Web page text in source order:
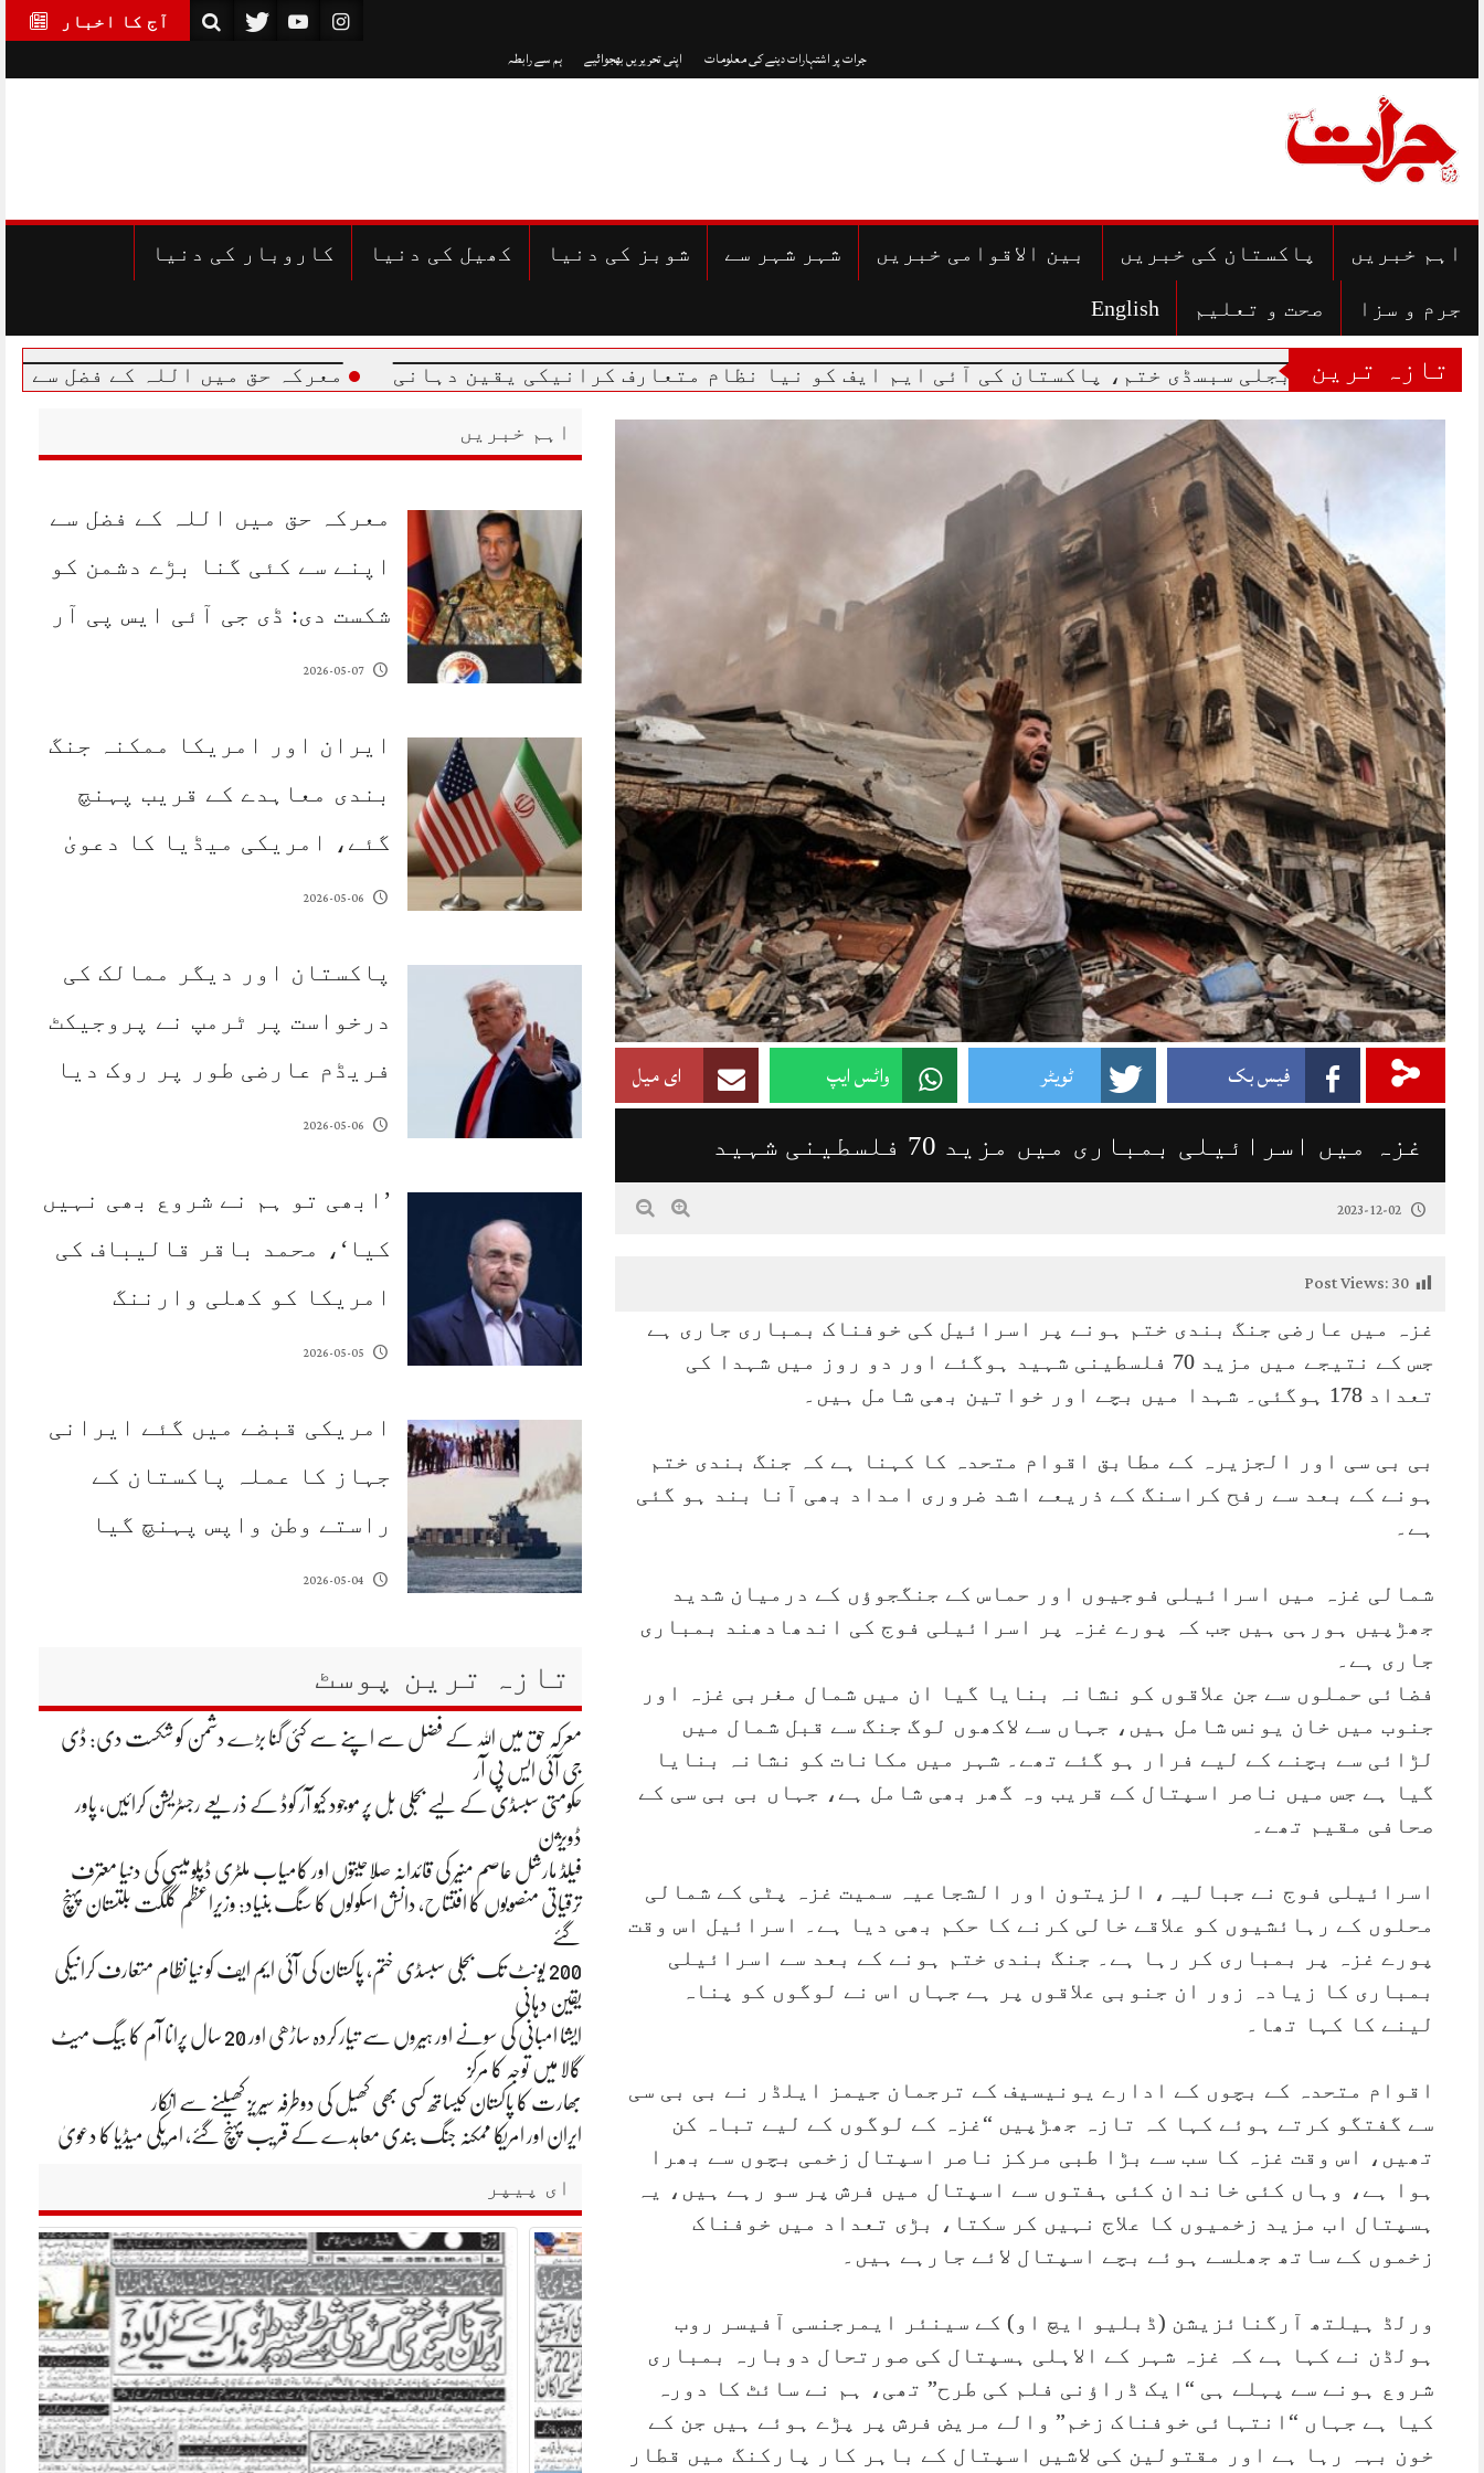
آج کا اخبار
جرات پر اشتہارات دینے کی معلومات اپنی تحریریں بھجوائیے ہم سے رابطہ
اہم خبریں پاکستان کی خبریں بین الاقوامی خبریں شہر شہر سے شوبز کی دنیا کھیل کی دنیا کاروبار کی دنیا
جرم و سزا صحت و تعلیم English
تازہ ترین معرکہ حق میں اللہ کے فضل سے اپنے سے
فیس بک ٹویٹر واٹس ایپ ای میل
غزہ میں اسرائیلی بمباری میں مزید 70 فلسطینی شہید
2023-12-02
Post Views:30
غزہ میں عارضی جنگ بندی ختم ہونے پر اسرائیل کی خوفناک بمباری جاری ہے
جس کے نتیجے میں مزید 70 فلسطینی شہید ہوگئے اور دو روز میں شہدا کی
تعداد 178 ہوگئی۔ شہدا میں بچے اور خواتین بھی شامل ہیں۔
بی بی سی اور الجزیرہ کے مطابق اقوام متحدہ کا کہنا ہے کہ جنگ بندی ختم
ہونے کے بعد سے رفح کراسنگ کے ذریعے اشد ضروری امداد بھی آنا بند ہو گئی
ہے۔
شمالی غزہ میں اسرائیلی فوجیوں اور حماس کے جنگجوؤں کے درمیان شدید
جھڑپیں ہورہی ہیں جب کہ پورے غزہ پر اسرائیلی فوج کی اندھادھند بمباری
جاری ہے۔
فضائی حملوں سے جن علاقوں کو نشانہ بنایا گیا ان میں شمال مغربی غزہ اور
جنوب میں خان یونس شامل ہیں، جہاں سے لاکھوں لوگ جنگ سے قبل شمال میں
لڑائی سے بچنے کے لیے فرار ہو گئے تھے۔ شہر میں مکانات کو نشانہ بنایا
گیا ہے جس میں ناصر اسپتال کے قریب وہ گھر بھی شامل ہے، جہاں بی بی سی کے
صحافی مقیم تھے۔
اسرائیلی فوج نے جبالیہ، الزیتون اور الشجاعیہ سمیت غزہ پٹی کے شمالی
محلوں کے رہائشیوں کو علاقے خالی کرنے کا حکم بھی دیا ہے۔ اسرائیل اس وقت
پورے غزہ پر بمباری کر رہا ہے۔ جنگ بندی ختم ہونے کے بعد سے اسرائیلی
بمباری کا زیادہ زور ان جنوبی علاقوں پر ہے جہاں اس نے لوگوں کو پناہ
لینے کا کہا تھا۔
اقوام متحدہ کے بچوں کے ادارے یونیسیف کے ترجمان جیمز ایلڈر نے بی بی سی
سے گفتگو کرتے ہوئے کہا کہ تازہ جھڑپیں “غزہ کے لوگوں کے لیے تباہ کن
تھیں، اس وقت غزہ کا سب سے بڑا طبی مرکز ناصر اسپتال زخمی بچوں سے بھرا
ہوا ہے، وہاں کئی خاندان کئی ہفتوں سے اسپتال میں فرش پر سو رہے ہیں، یہ
ہسپتال اب مزید زخمیوں کا علاج نہیں کر سکتا، بڑی تعداد میں خوفناک
زخموں کے ساتھ جھلسے ہوئے بچے اسپتال لائے جارہے ہیں۔
ورلڈ ہیلتھ آرگنائزیشن (ڈبلیو ایچ او) کے سینئر ایمرجنسی آفیسر روب
ہولڈن نے کہا ہے کہ غزہ شہر کے الاہلی ہسپتال کی صورتحال دوبارہ بمباری
شروع ہونے سے پہلے ہی “ایک ڈراؤنی فلم کی طرح” تھی، ہم نے سائٹ کا دورہ
کیا ہے جہاں “انتہائی خوفناک زخم” والے مریض فرش پر پڑے ہوئے ہیں جن کے
خون بہہ رہا ہے اور مقتولین کی لاشیں اسپتال کے باہر کار پارکنگ میں قطار
اہم خبریں
معرکہ حق میں اللہ کے فضل سے
اپنے سے کئی گنا بڑے دشمن کو
شکست دی: ڈی جی آئی ایس پی آر
2026-05-07
ایران اور امریکا ممکنہ جنگ
بندی معاہدے کے قریب پہنچ
گئے، امریکی میڈیا کا دعویٰ
2026-05-06
پاکستان اور دیگر ممالک کی
درخواست پر ٹرمپ نے پروجیکٹ
فریڈم عارضی طور پر روک دیا
2026-05-06
’ابھی تو ہم نے شروع بھی نہیں
کیا‘، محمد باقر قالیباف کی
امریکا کو کھلی وارننگ
2026-05-05
امریکی قبضے میں گئے ایرانی
جہاز کا عملہ پاکستان کے
راستے وطن واپس پہنچ گیا
2026-05-04
تازہ ترین پوسٹ
معرکہ حق میں اللہ کے فضل سے اپنے سے کئی گنا بڑے دشمن کو شکست دی: ڈی
جی آئی ایس پی آر
حکومتی سبسڈی کے لیے بجلی بل پر موجود کیو آر کوڈ کے ذریعے رجسٹریشن کرائیں، پاور
ڈویژن
فیلڈ مارشل عاصم منیر کی قائدانہ صلاحیتوں اور کامیاب ملٹری ڈپلومیسی کی دنیا معترف
ترقیاتی منصوبوں کا افتتاح، دانش اسکولوں کا سنگ بنیاد: وزیراعظم گلگت بلتستان پہنچ
گئے
200 یونٹ تک بجلی سبسڈی ختم، پاکستان کی آئی ایم ایف کو نیا نظام متعارف کرانیکی
یقین دہانی
ایشا امبانی کی سونے اور ہیروں سے تیار کردہ ساڑھی اور 20 سال پرانا آم کا بیگ میٹ
گالا میں توجہ کا مرکز
بھارت کا پاکستان کیساتھ کسی بھی کھیل کی دوطرفہ سیریز کھیلنے سے انکار
ایران اور امریکا ممکنہ جنگ بندی معاہدے کے قریب پہنچ گئے، امریکی میڈیا کا دعویٰ
ای پیپر